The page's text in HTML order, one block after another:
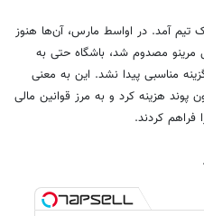
تیم آمد. در اواسط مارس، آن‌ها هنوز
مرینو مصدوم شد، باشگاه حتی به
مناسبی پیدا نشد. این به معنی
نبود؛ آرسنال حدود ۲۵۰ میلیون پوند هزینه کرد و به مرز قوانین مالی
فراهم کردند.